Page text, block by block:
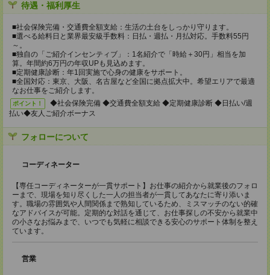
待遇・福利厚生
■社会保険完備・交通費全額支給：生活の土台をしっかり守ります。
■選べる給料日と業界最安級手数料：日払・週払・月払対応。手数料55円
～。
■独自の「ご紹介インセンティブ」：1名紹介で「時給＋30円」相当を加
算。年間約6万円の年収UPも見込めます。
■定期健康診断：年1回実施で心身の健康をサポート。
■全国対応：東京、大阪、名古屋など全国に拠点拡大中。希望エリアで最適
なお仕事をご紹介します。
ポイント！
◆社会保険完備 ◆交通費全額支給 ◆定期健康診断 ◆日払い/週
払い◆友人ご紹介ボーナス
フォローについて
コーディネーター
【専任コーディネーターが一貫サポート】お仕事の紹介から就業後のフォロ
ーまで、現場を知り尽くした一人の担当者が一貫してあなたに寄り添いま
す。職場の雰囲気や人間関係まで熟知しているため、ミスマッチのない的確
なアドバイスが可能。定期的な対話を通じて、お仕事探しの不安から就業中
の小さなお悩みまで、いつでも気軽に相談できる安心のサポート体制を整え
ています。
営業